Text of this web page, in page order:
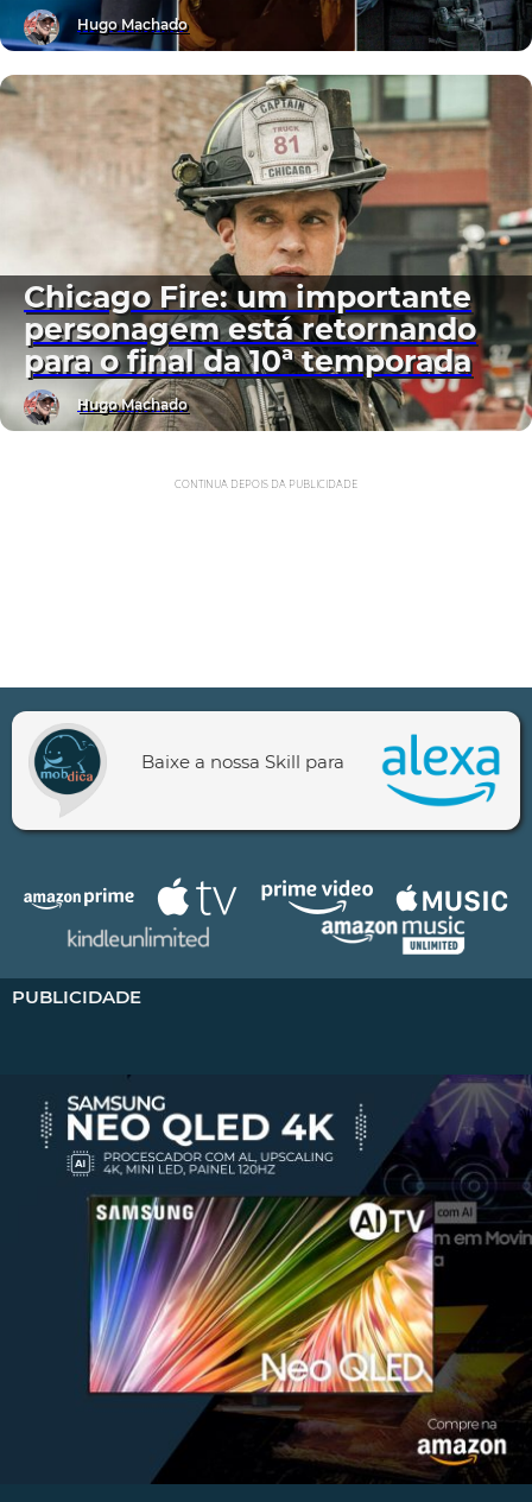
Hugo Machado
Chicago Fire: um importante
personagem está retornando
para o final da 10ª temporada
Hugo Machado
CONTINUA DEPOIS DA PUBLICIDADE
Baixe a nossa Skill para
PUBLICIDADE